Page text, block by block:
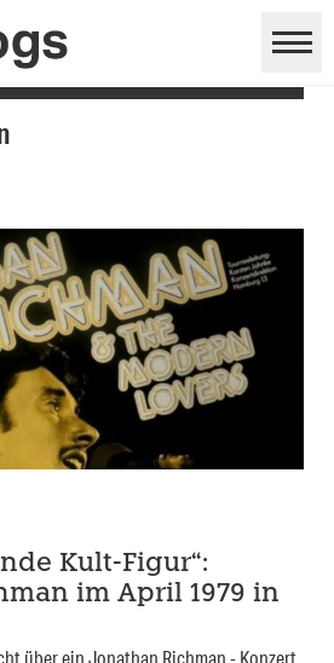
Kult-Figur“:
im April 1979 in
über ein Jonathan Richman - Konzert